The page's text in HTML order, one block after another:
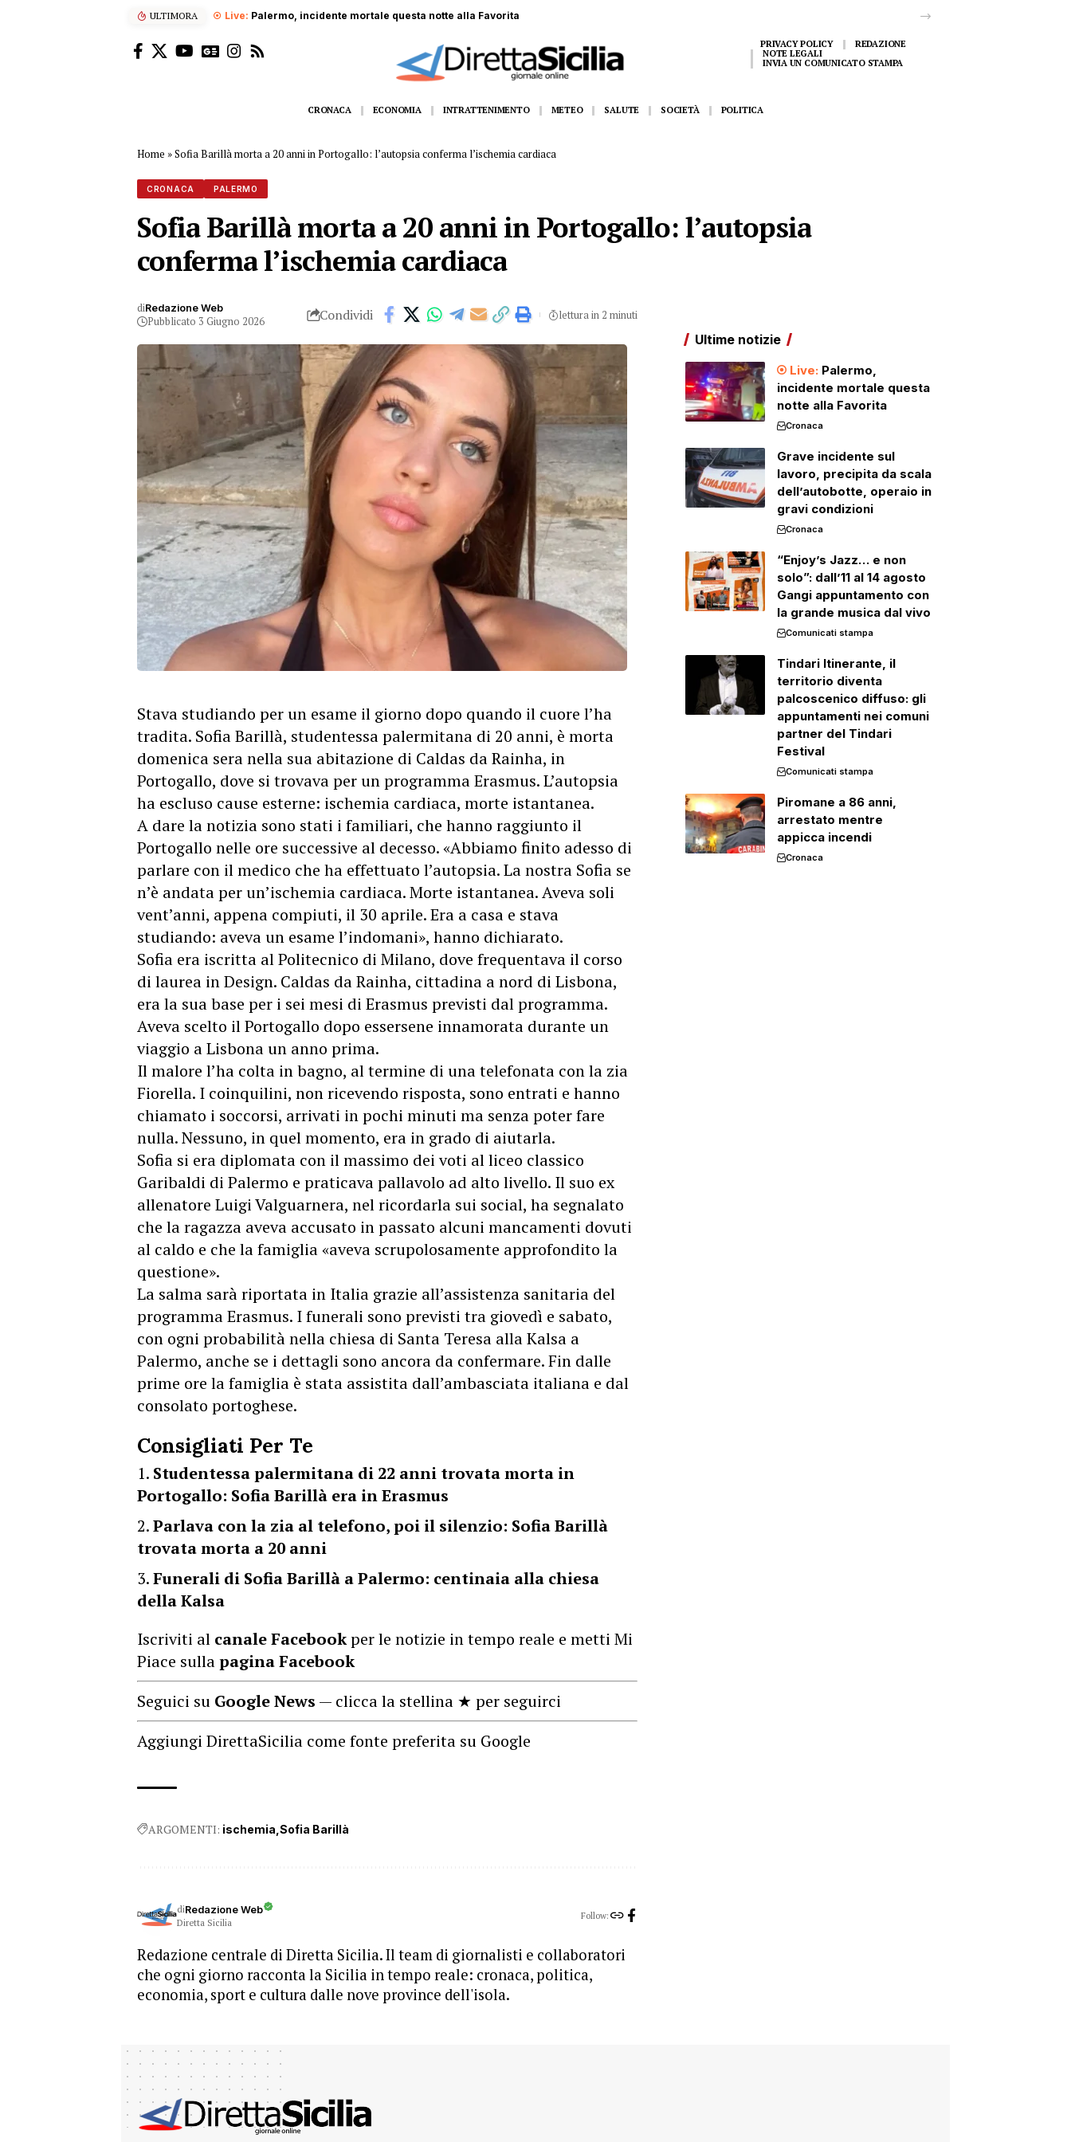
ULTIMORA Palermo, incidente mortale questa notte alla Favorita
PRIVACY POLICY
REDAZIONE
NOTE LEGALI
INVIA UN COMUNICATO STAMPA
CRONACA ECONOMIA INTRATTENIMENTO METEO SALUTE SOCIETÀ POLITICA
Home »Sofia Barillà morta a 20 anni in Portogallo: l’autopsia conferma l’ischemia cardiaca
CRONACA PALERMO
Sofia Barillà morta a 20 anni in Portogallo: l’autopsia
conferma l’ischemia cardiaca
diRedazione Web
Pubblicato 3 Giugno 2026 Condividi lettura in 2 minuti
Stava studiando per un esame il giorno dopo quando il cuore l’ha
tradita. Sofia Barillà, studentessa palermitana di 20 anni, è morta
domenica sera nella sua abitazione di Caldas da Rainha, in
Portogallo, dove si trovava per un programma Erasmus. L’autopsia
ha escluso cause esterne: ischemia cardiaca, morte istantanea.
A dare la notizia sono stati i familiari, che hanno raggiunto il
Portogallo nelle ore successive al decesso. «Abbiamo finito adesso di
parlare con il medico che ha effettuato l’autopsia. La nostra Sofia se
n’è andata per un’ischemia cardiaca. Morte istantanea. Aveva soli
vent’anni, appena compiuti, il 30 aprile. Era a casa e stava
studiando: aveva un esame l’indomani», hanno dichiarato.
Sofia era iscritta al Politecnico di Milano, dove frequentava il corso
di laurea in Design. Caldas da Rainha, cittadina a nord di Lisbona,
era la sua base per i sei mesi di Erasmus previsti dal programma.
Aveva scelto il Portogallo dopo essersene innamorata durante un
viaggio a Lisbona un anno prima.
Il malore l’ha colta in bagno, al termine di una telefonata con la zia
Fiorella. I coinquilini, non ricevendo risposta, sono entrati e hanno
chiamato i soccorsi, arrivati in pochi minuti ma senza poter fare
nulla. Nessuno, in quel momento, era in grado di aiutarla.
Sofia si era diplomata con il massimo dei voti al liceo classico
Garibaldi di Palermo e praticava pallavolo ad alto livello. Il suo ex
allenatore Luigi Valguarnera, nel ricordarla sui social, ha segnalato
che la ragazza aveva accusato in passato alcuni mancamenti dovuti
al caldo e che la famiglia «aveva scrupolosamente approfondito la
questione».
La salma sarà riportata in Italia grazie all’assistenza sanitaria del
programma Erasmus. I funerali sono previsti tra giovedì e sabato,
con ogni probabilità nella chiesa di Santa Teresa alla Kalsa a
Palermo, anche se i dettagli sono ancora da confermare. Fin dalle
prime ore la famiglia è stata assistita dall’ambasciata italiana e dal
consolato portoghese.
Consigliati Per Te
Studentessa palermitana di 22 anni trovata morta in
Portogallo: Sofia Barillà era in Erasmus
Parlava con la zia al telefono, poi il silenzio: Sofia Barillà
trovata morta a 20 anni
Funerali di Sofia Barillà a Palermo: centinaia alla chiesa
della Kalsa
Iscriviti al canale Facebookper le notizie in tempo reale e metti Mi
Piace sullapagina Facebook
Seguici su Google News — clicca la stellina ★ per seguirci
Aggiungi DirettaSicilia come fonte preferita su Google
ARGOMENTI: ischemia Sofia Barillà
diRedazione Web
Diretta Sicilia
Follow:
Redazione centrale di Diretta Sicilia. Il team di giornalisti e collaboratori
che ogni giorno racconta la Sicilia in tempo reale: cronaca, politica,
economia, sport e cultura dalle nove province dell'isola.
Ultime notizie
Palermo,
incidente mortale questa
notte alla Favorita
Cronaca
Grave incidente sul
lavoro, precipita da scala
dell’autobotte, operaio in
gravi condizioni
Cronaca
“Enjoy’s Jazz… e non
solo”: dall’11 al 14 agosto
Gangi appuntamento con
la grande musica dal vivo
Comunicati stampa
Tindari Itinerante, il
territorio diventa
palcoscenico diffuso: gli
appuntamenti nei comuni
partner del Tindari
Festival
Comunicati stampa
Piromane a 86 anni,
arrestato mentre
appicca incendi
Cronaca